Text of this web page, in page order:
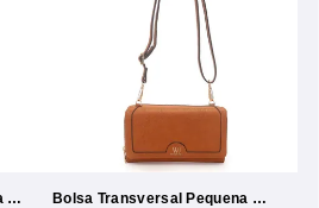
Bolsa Transversal Pequena Com Estampa Monograma Wj
Bolsa Transversal Pequena Com Compartimentos